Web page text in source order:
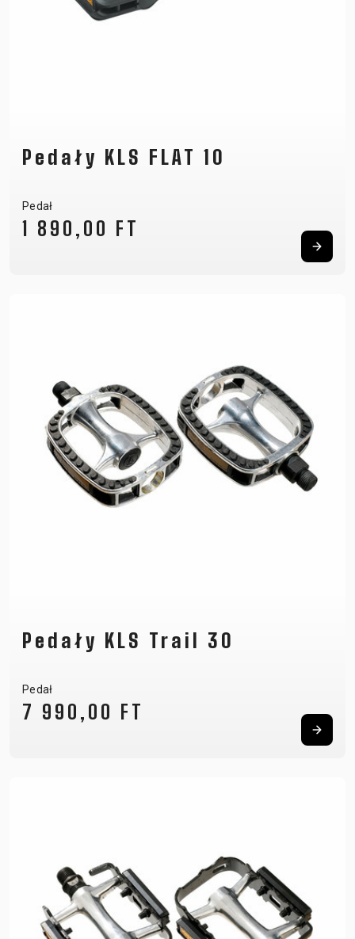
Pedały KLS FLAT 10
Pedał
1 890,00 FT
Pedały KLS Trail 30
Pedał
7 990,00 FT